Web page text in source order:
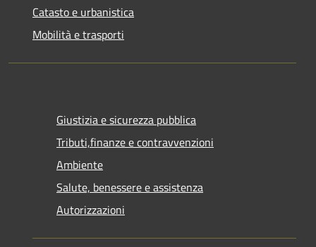
Catasto e urbanistica
Mobilità e trasporti
Giustizia e sicurezza pubblica
Tributi,finanze e contravvenzioni
Ambiente
Salute, benessere e assistenza
Autorizzazioni